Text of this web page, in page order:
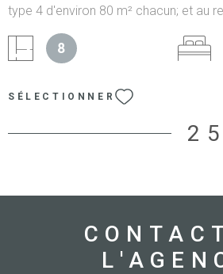
type 4 d'environ 80 m² chacun; et au
grands garages, cave et buanderie.
1960, avec dalles béton à chaque
individuel gaz. Terrain potentiellement
construction de garages ou carports.
les risques auxquels ce bien est
8
SÉLECTIONNER